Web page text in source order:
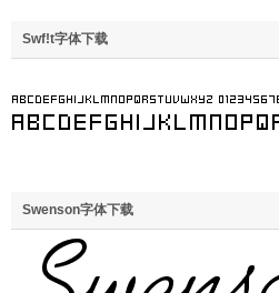
Swf!t字体下载
Swenson字体下载